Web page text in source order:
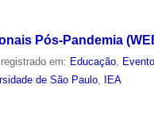
Pós-Pandemia
em: Educação,
de São Paulo, IEA